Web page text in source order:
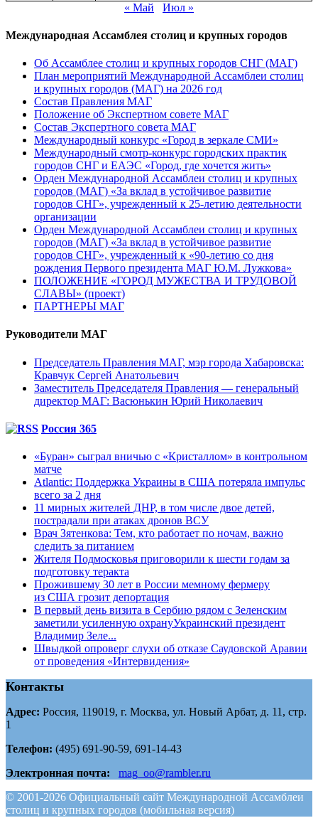
« Май
Июл »
Международная Ассамблея столиц и крупных городов
Об Ассамблее столиц и крупных городов СНГ (МАГ)
План мероприятий Международной Ассамблеи столиц
и крупных городов (МАГ) на 2026 год
Состав Правления МАГ
Положение об Экспертном совете МАГ
Состав Экспертного совета МАГ
Международный конкурс «Город в зеркале СМИ»
Международный смотр-конкурс городских практик
городов СНГ и ЕАЭС «Город, где хочется жить»
Орден Международной Ассамблеи столиц и крупных
городов (МАГ) «За вклад в устойчивое развитие
городов СНГ», учрежденный к 25-летию деятельности
организации
Орден Международной Ассамблеи столиц и крупных
городов (МАГ) «За вклад в устойчивое развитие
городов СНГ», учрежденный к «90-летию со дня
рождения Первого президента МАГ Ю.М. Лужкова»
ПОЛОЖЕНИЕ «ГОРОД МУЖЕСТВА И ТРУДОВОЙ
СЛАВЫ» (проект)
ПАРТНЕРЫ МАГ
Руководители МАГ
Председатель Правления МАГ, мэр города Хабаровска:
Кравчук Сергей Анатольевич
Заместитель Председателя Правления — генеральный
директор МАГ: Васюнькин Юрий Николаевич
Россия 365
«Буран» сыграл вничью с «Кристаллом» в контрольном
матче
Atlantic: Поддержка Украины в США потеряла импульс
всего за 2 дня
11 мирных жителей ДНР, в том числе двое детей,
пострадали при атаках дронов ВСУ
Врач Зятенкова: Тем, кто работает по ночам, важно
следить за питанием
Жителя Подмосковья приговорили к шести годам за
подготовку теракта
Прожившему 30 лет в России мемному фермеру
из США грозит депортация
В первый день визита в Сербию рядом с Зеленским
заметили усиленную охрануУкраинский президент
Владимир Зеле...
Швыдкой опроверг слухи об отказе Саудовской Аравии
от проведения «Интервидения»
Контакты
Адрес: Россия, 119019, г. Москва, ул. Новый Арбат, д. 11, стр.
1
Телефон: (495) 691-90-59, 691-14-43
Электронная почта:
mag_oo@rambler.ru
© 2001-2026 Официальный сайт Международной Ассамблеи
столиц и крупных городов (мобильная версия)